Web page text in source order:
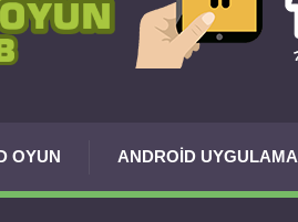
OYUN ANDROID UYGULAMA